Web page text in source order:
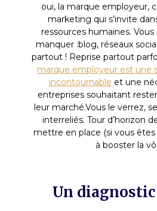
oui, la marque employeur,
marketing qui s’invite
ressources humaines.
manquer :blog, réseaux
partout ! Reprise partout
marque employeur est une
incontournable et une
entreprises souhaitant
leur marché.Vous le verrez,
interreliés. Tour d’horizon
mettre en place (si vous
à booster la
Un